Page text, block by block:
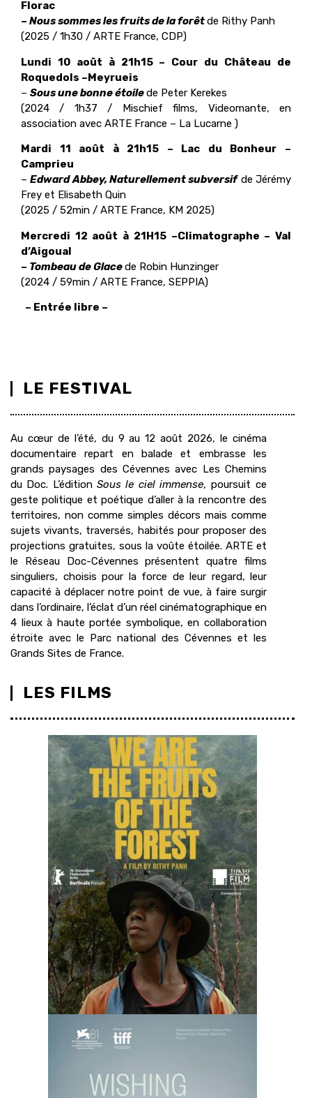
Florac
– Nous sommes les fruits de la forêtde Rithy Panh
(2025 / 1h30 / ARTE France, CDP)
Lundi 10 août à 21h15 – Cour du Château de
Roquedols –Meyrueis
– Sous une bonne étoilede Peter Kerekes
(2024 / 1h37 / Mischief films, Videomante, en
association avec ARTE France – La Lucarne )
Mardi 11 août à 21h15 – Lac du Bonheur –
Camprieu
–Edward Abbey, Naturellement subversifde Jérémy
Frey et Elisabeth Quin
(2025 / 52min / ARTE France, KM 2025)
Mercredi 12 août à 21H15 –Climatographe – Val
d’Aigoual
– Tombeau de Glacede Robin Hunzinger
(2024 / 59min / ARTE France, SEPPIA)
– Entrée libre –
LE FESTIVAL
Au cœur de l’été, du 9 au 12 août 2026, le cinéma
documentaire repart en balade et embrasse les
grands paysages des Cévennes avec Les Chemins
du Doc. L’édition Sous le ciel immense, poursuit ce
geste politique et poétique d’aller à la rencontre des
territoires, non comme simples décors mais comme
sujets vivants, traversés, habités pour proposer des
projections gratuites, sous la voûte étoilée. ARTE et
le Réseau Doc-Cévennes présentent quatre films
singuliers, choisis pour la force de leur regard, leur
capacité à déplacer notre point de vue, à faire surgir
dans l’ordinaire, l’éclat d’un réel cinématographique en
4 lieux à haute portée symbolique, en collaboration
étroite avec le Parc national des Cévennes et les
Grands Sites de France.
LES FILMS